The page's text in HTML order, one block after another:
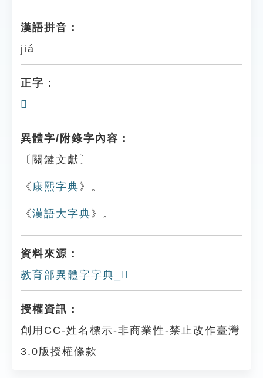
漢語拼音：
jiá
正字：
𦎱
異體字/附錄字內容：
〔關鍵文獻〕
《 康熙字典 》。
《漢語大字典 》。
資料來源：
教育部異體字字典_𦎩
授權資訊：
創用CC-姓名標示-非商業性-禁止改作臺灣
3.0版授權條款